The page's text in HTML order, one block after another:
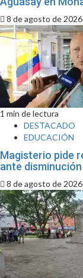
8 de agosto de 2026
1 min de lectura
DESTACADO
EDUCACIÓN
Magisterio pide
ante
8 de agosto de 2026